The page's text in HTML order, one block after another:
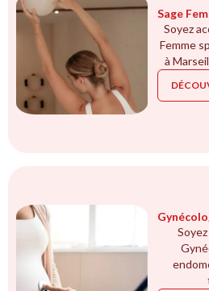
Sage
Soyez
Femme
à